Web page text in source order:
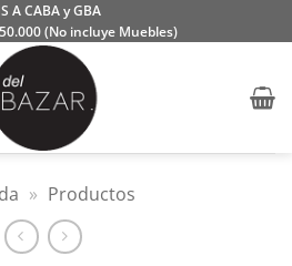
A CABA y GBA
(No incluye Muebles)
» Productos